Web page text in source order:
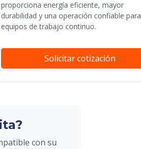
proporciona energía eficiente, mayor
durabilidad y una operación confiable para
equipos de trabajo continuo.
Solicitar cotización
con su